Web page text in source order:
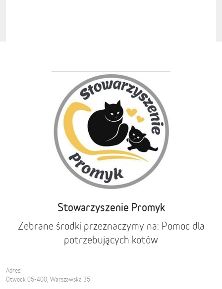
Stowarzyszenie Promyk
Zebrane środki przeznaczymy na: Pomoc dla
potrzebujących kotów
Adres:
Otwock 05-400, Warszawska 35